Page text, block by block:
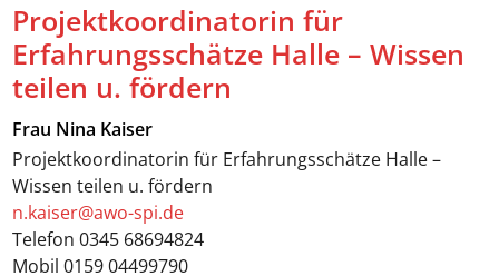
Projektkoordinatorin für
Erfahrungsschätze Halle – Wissen
teilen u. fördern
Frau Nina Kaiser
Projektkoordinatorin für Erfahrungsschätze Halle –
Wissen teilen u. fördern
n.kaiser@awo-spi.de
Telefon0345 68694824
Mobil0159 04499790